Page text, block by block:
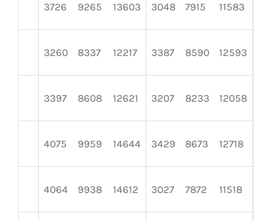
3726 9265 13603 3048 7915 11583
3260 8337 12217 3387 8590 12593
3397 8608 12621 3207 8233 12058
4075 9959 14644 3429 8673 12718
4064 9938 14612 3027 7872 11518